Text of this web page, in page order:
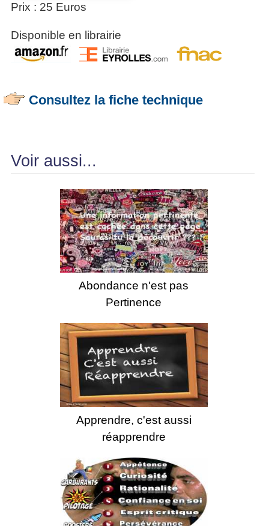
Prix : 25 Euros
Disponible en librairie
Consultez la fiche technique
Voir aussi...
Abondance n'est pas
Pertinence
Apprendre, c'est aussi
réapprendre